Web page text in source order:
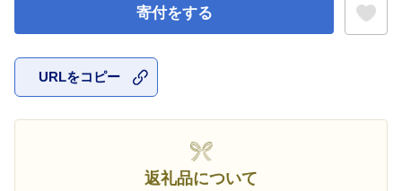
寄付をする
URLをコピー
返礼品について